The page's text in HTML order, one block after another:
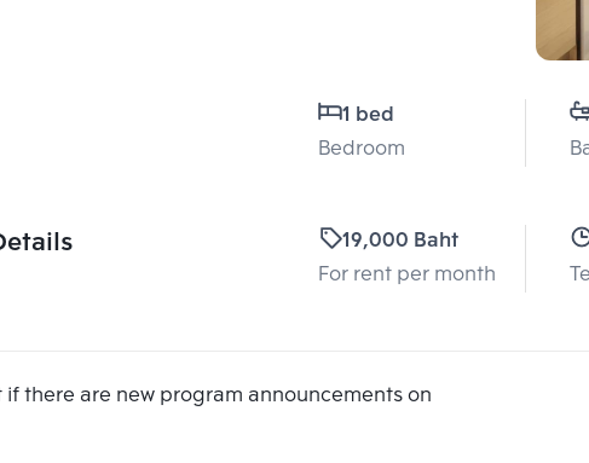
1 bed
Bedroom
19,000 Baht
For rent per month
if there are new program announcements on